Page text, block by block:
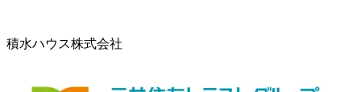
積水ハウス株式会社